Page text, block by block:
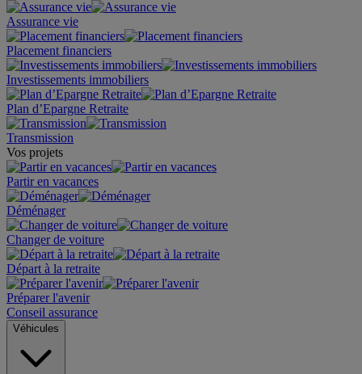
Assurance vie
Placement financiers
Investissements immobiliers
Plan d’Epargne Retraite
Transmission
Vos projets
Partir en vacances
Déménager
Changer de voiture
Départ à la retraite
Préparer l'avenir
Conseil assurance
Véhicules